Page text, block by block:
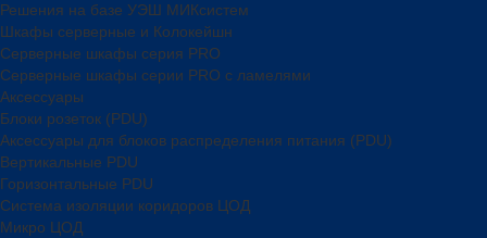
Решения на базе УЭШ МИКсистем
Шкафы серверные и Колокейшн
Серверные шкафы серия PRO
Серверные шкафы серии PRO с ламелями
Аксессуары
Блоки розеток (PDU)
Аксессуары для блоков распределения питания (PDU)
Вертикальные PDU
Горизонтальные PDU
Система изоляции коридоров ЦОД
Микро ЦОД